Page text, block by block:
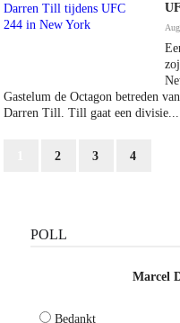
Gastelum de Octagon betreden
Darren Till. Till gaat een divisie...
2 3 4
POLL
Marcel
Bedankt